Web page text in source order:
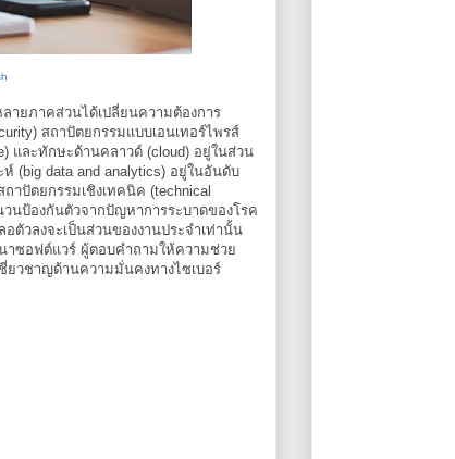
ายภาคส่วนได้เปลี่ยนความต้องการ
สถาปัตยกรรมแบบเอนเทอร์ไพรส์
และทักษะด้านคลาวด์ (cloud) อยู่ในส่วน
(big data and analytics) อยู่ในอันดับ
าปัตยกรรมเชิงเทคนิค (technical
นป้องกันตัวจากปัญหาการระบาดของโรค
ตัวลงจะเป็นส่วนของงานประจำเท่านั้น
าซอฟต์แวร์ ผู้ตอบคำถามให้ความช่วย
ยวชาญด้านความมั่นคงทางไซเบอร์